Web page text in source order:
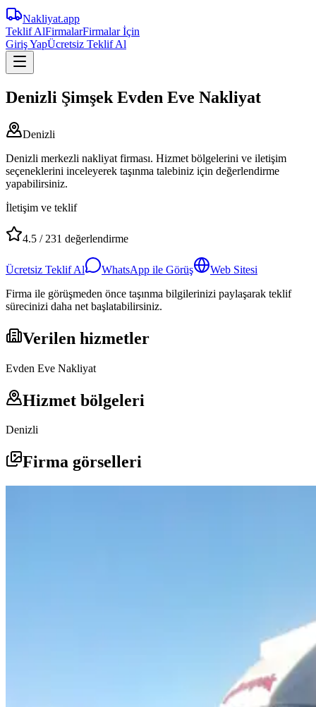
Nakliyat.app
Teklif AlFirmalarFirmalar İçin
Giriş YapÜcretsiz Teklif Al
Denizli Şimşek Evden Eve Nakliyat
Denizli
Denizli merkezli nakliyat firması. Hizmet bölgelerini ve iletişim
seçeneklerini inceleyerek taşınma talebiniz için değerlendirme
yapabilirsiniz.
İletişim ve teklif
4.5 / 231 değerlendirme
Ücretsiz Teklif Al WhatsApp ile Görüş
Web Sitesi
Firma ile görüşmeden önce taşınma bilgilerinizi paylaşarak teklif
sürecinizi daha net başlatabilirsiniz.
Verilen hizmetler
Evden Eve Nakliyat
Hizmet bölgeleri
Denizli
Firma görselleri